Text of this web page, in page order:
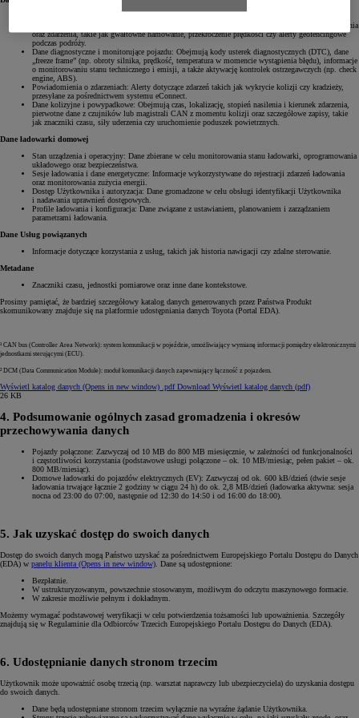
podróży, dystans oraz styl jazdy. Podsumowania z DCM² zawierają dane GPS, prędkość, czas trwania
oraz zdarzenia, takie jak gwałtowne hamowanie, przekroczenie prędkości czy alerty geofencingowe
podczas podróży.
Dane diagnostyczne i monitorujące pojazdu: Obejmują kody usterek diagnostycznych (DTC), dane
„freeze frame” (np. obroty silnika, prędkość, temperatura w momencie wystąpienia błędu), informacje
o monitorowaniu stanu technicznego i emisji, a także aktywację kontrolek ostrzegawczych (np. check
engine, ABS).
Powiadomienia o zdarzeniach: Alerty dotyczące zdarzeń takich jak wykrycie kolizji czy kradzieży,
przesyłane za pośrednictwem systemu eConnect.
Dane kolizyjne i powypadkowe: Obejmują czas, lokalizację, stopień nasilenia i kierunek zdarzenia,
pierwotne dane z czujników lub magistrali CAN z momentu kolizji oraz szczegółowe zapisy, takie
jak znaczniki czasu, siły uderzenia czy uruchomienie poduszek powietrznych.
Dane ładowarki domowej
Stan urządzenia i operacyjny: Dane zbierane w celu monitorowania stanu ładowarki, oprogramowania
układowego oraz bezpieczeństwa.
Sesje ładowania i dane energetyczne: Informacje wykorzystywane do rejestracji zdarzeń ładowania
oraz monitorowania zużycia energii.
Dostęp Użytkownika i autoryzacja: Dane gromadzone w celu obsługi identyfikacji Użytkownika
i nadawania uprawnień dostępowych.
Profile ładowania i konfiguracja: Dane związane z ustawianiem, planowaniem i zarządzaniem
parametrami ładowania.
Dane Usług powiązanych
Informacje dotyczące korzystania z usług, takich jak historia nawigacji czy zdalne sterowanie.
Metadane
Znaczniki czasu, jednostki pomiarowe oraz inne dane kontekstowe.
Prosimy pamiętać, że bardziej szczegółowy katalog danych generowanych przez Państwa Produkt
skomunikowany znajduje się na platformie udostępniania danych Toyota (Portal EDA).
¹ CAN bus (Controller Area Network): system komunikacji w pojeździe, umożliwiający wymianę informacji pomiędzy elektronicznymi
jednostkami sterującymi (ECU).
² DCM (Data Communication Module): moduł komunikacji danych zapewniający łączność z pojazdem.
Wyświetl katalog danych (Opens in new window) .pdfDownload Wyświetl katalog danych (pdf)
26 KB
4. Podsumowanie ogólnych zasad gromadzenia i okresów
przechowywania danych
Pojazdy połączone: Zazwyczaj od 10 MB do 800 MB miesięcznie, w zależności od funkcjonalności
i częstotliwości korzystania (podstawowe usługi połączone – ok. 10 MB/miesiąc, pełen pakiet – ok.
800 MB/miesiąc).
Domowe ładowarki do pojazdów elektrycznych (EV): Zazwyczaj od ok. 600 kB/dzień (dwie sesje
ładowania trwające łącznie 2 godziny w ciągu 24 h) do ok. 2,8 MB/dzień (ładowarka aktywna: sesja
nocna od 23:00 do 07:00, następnie od 12:30 do 14:50 i od 16:00 do 18:00).
5. Jak uzyskać dostęp do swoich danych
Dostęp do swoich danych mogą Państwo uzyskać za pośrednictwem Europejskiego Portalu Dostępu do Danych
(EDA) w panelu klienta (Opens in new window) . Dane są udostępnione:
Bezpłatnie.
W ustrukturyzowanym, powszechnie stosowanym, możliwym do odczytu maszynowego formacie.
W zakresie możliwie pełnym i dokładnym.
Możemy wymagać podstawowej weryfikacji w celu potwierdzenia tożsamości lub upoważnienia. Szczegóły
znajdują się w Regulaminie dla Odbiorców Trzecich Europejskiego Portalu Dostępu do Danych (EDA).
6. Udostępnianie danych stronom trzecim
Użytkownik może upoważnić osobę trzecią (np. warsztat naprawczy lub ubezpieczyciela) do uzyskania dostępu
do swoich danych.
Dane będą udostępniane stronom trzecim wyłącznie na wyraźne żądanie Użytkownika.